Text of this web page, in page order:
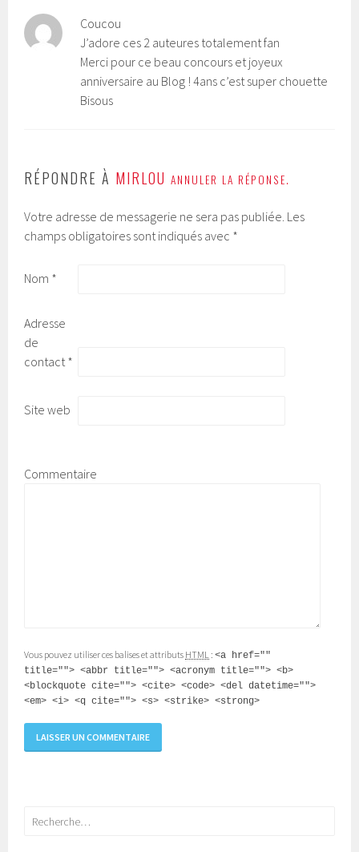
Coucou
J’adore ces 2 auteures totalement fan
Merci pour ce beau concours et joyeux
anniversaire au Blog ! 4ans c’est super chouette
Bisous
RÉPONDRE À MIRLOU ANNULER LA RÉPONSE.
Votre adresse de messagerie ne sera pas publiée. Les
champs obligatoires sont indiqués avec *
Nom *
Adresse
de
contact *
Site web
Commentaire
Vous pouvez utiliser ces balises et attributs HTML :<a href=""
title=""> <abbr title=""> <acronym title=""> <b>
<blockquote cite=""> <cite> <code> <del datetime="">
<em> <i> <q cite=""> <s> <strike> <strong>
Rechercher :